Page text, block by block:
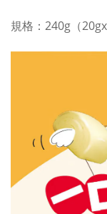
規格：240g（